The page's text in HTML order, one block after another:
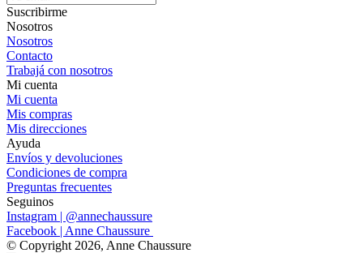
Suscribirme
Nosotros
Nosotros
Contacto
Trabajá con nosotros
Mi cuenta
Mi cuenta
Mis compras
Mis direcciones
Ayuda
Envíos y devoluciones
Condiciones de compra
Preguntas frecuentes
Seguinos
Instagram | @annechaussure
Facebook | Anne Chaussure
© Copyright 2026, Anne Chaussure